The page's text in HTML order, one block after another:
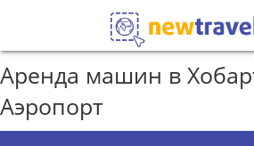
Аренда машин в
Аэропорт